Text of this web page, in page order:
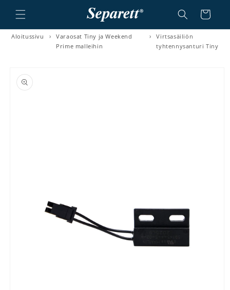
ja siirry sisältöön Ostoskori
Aloitussivu ›
Varaosat Tiny ja Weekend
Prime malleihin
›
Virtsasäiliön
tyhtennysanturi Tiny
tuotetietoihin